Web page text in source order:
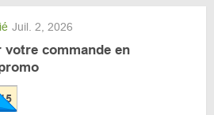
Juil. 2, 2026
votre commande en